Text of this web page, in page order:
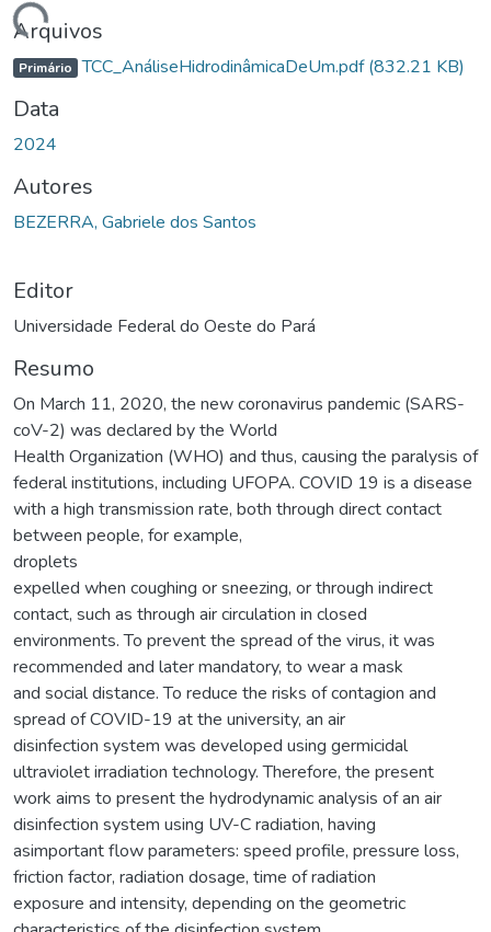
Arquivos
Primário TCC_AnáliseHidrodinâmicaDeUm.pdf(832.21 KB)
Data
2024
Autores
BEZERRA, Gabriele dos Santos
Editor
Universidade Federal do Oeste do Pará
Resumo
On March 11, 2020, the new coronavirus pandemic (SARS-
coV-2) was declared by the World
Health Organization (WHO) and thus, causing the paralysis of
federal institutions, including UFOPA. COVID 19 is a disease
with a high transmission rate, both through direct contact
between people, for example,
droplets
expelled when coughing or sneezing, or through indirect
contact, such as through air circulation in closed
environments. To prevent the spread of the virus, it was
recommended and later mandatory, to wear a mask
and social distance. To reduce the risks of contagion and
spread of COVID-19 at the university, an air
disinfection system was developed using germicidal
ultraviolet irradiation technology. Therefore, the present
work aims to present the hydrodynamic analysis of an air
disinfection system using UV-C radiation, having
asimportant flow parameters: speed profile, pressure loss,
friction factor, radiation dosage, time of radiation
exposure and intensity, depending on the geometric